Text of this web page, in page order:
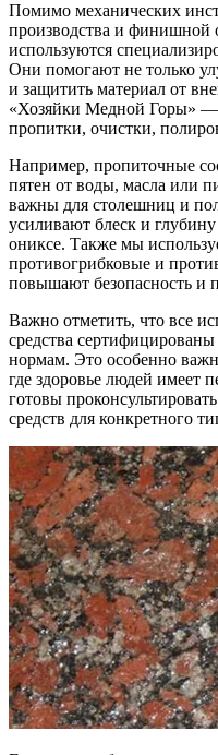
Помимо механических
производства и финишной
используются
Они помогают не только
и защитить материал от
«Хозяйки Медной Горы» —
пропитки, очистки,
Например, пропиточные
пятен от воды, масла или
важны для столешниц и
усиливают блеск и
ониксе. Также мы
противогрибковые и
повышают безопасность и
Важно отметить, что все
средства
нормам. Это особенно
где здоровье людей имеет
готовы
средств для конкретного